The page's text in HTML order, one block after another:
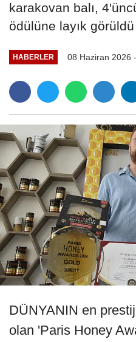
karakovan balı,
ödülüne layık görüldü
HABERLER 08 Haziran 2026
DÜNYANIN en
olan 'Paris Honey